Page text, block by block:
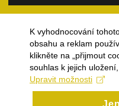
K vyhodnocování
obsahu a reklam
klikněte na „přijmout
souhlas k jejich
Upravit možnosti